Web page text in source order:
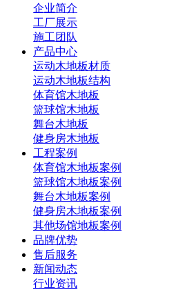
企业简介
工厂展示
施工团队
产品中心
运动木地板材质
运动木地板结构
体育馆木地板
篮球馆木地板
舞台木地板
健身房木地板
工程案例
体育馆木地板案例
篮球馆木地板案例
舞台木地板案例
健身房木地板案例
其他场馆地板案例
品牌优势
售后服务
新闻动态
行业资讯